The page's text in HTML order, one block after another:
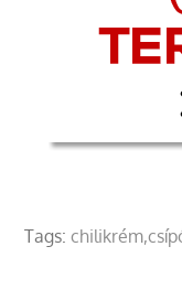
Tags:chilikrém